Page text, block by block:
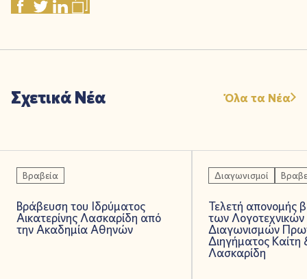
Σχετικά Νέα Όλα τα Νέα
Βραβεία
Βράβευση του Ιδρύματος
Αικατερίνης Λασκαρίδη από
την Ακαδημία Αθηνών
Διαγωνισμοί
Τελετή απονομής
των Λογοτεχνικών
Διαγωνισμών
Διηγήματος
Λασκαρίδη